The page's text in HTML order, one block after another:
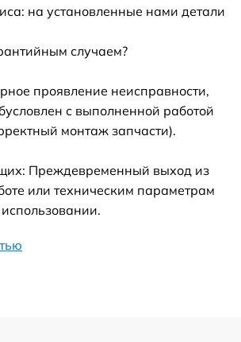
на установленные нами детали
случаем?
проявление неисправности,
с выполненной работой
монтаж запчасти).
Преждевременный выход из
или техническим параметрам